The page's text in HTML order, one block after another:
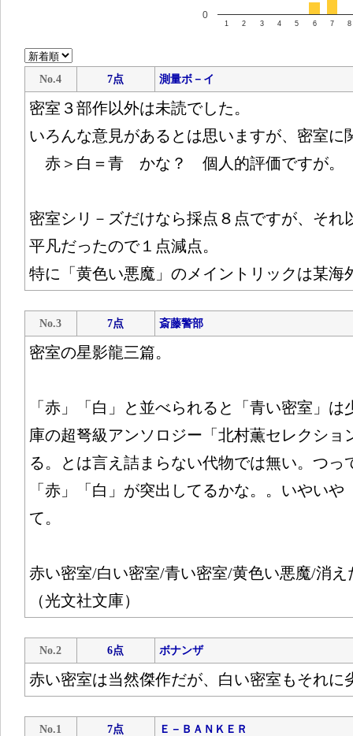
1 2 3 4 5 6 7 8
0
No.4 7点 測量ボ－イ
密室３部作以外は未読でした。
いろんな意見があるとは思いますが、密室に
赤＞白＝青 かな？ 個人的評価ですが。
密室シリ－ズだけなら採点８点ですが、それ
平凡だったので１点減点。
特に「黄色い悪魔」のメイントリックは某海
No.3 7点 斎藤警部
密室の星影龍三篇。
「赤」「白」と並べられると「青い密室」
庫の超弩級アンソロジー「北村薫セレクショ
る。とは言え詰まらない代物では無い。つっ
「赤」「白」が突出してるかな。。いやい
て。
赤い密室/白い密室/青い密室/黄色い悪魔/消え
（光文社文庫）
No.2 6点 ボナンザ
赤い密室は当然傑作だが、白い密室もそれに
No.1 7点 Ｅ－ＢＡＮＫＥＲ